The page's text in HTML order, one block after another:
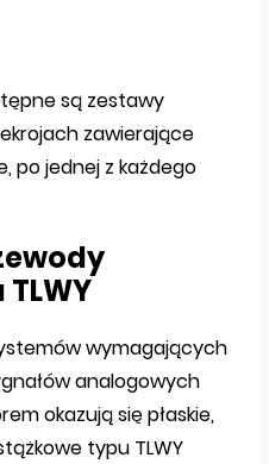
są zestawy
zawierające
po jednej z każdego
wymagających
analogowych
okazują się płaskie,
typu TLWY